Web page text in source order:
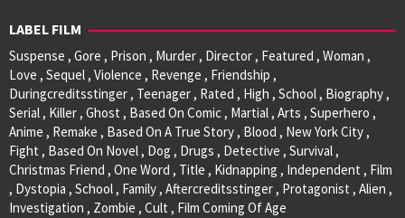
LABEL FILM
Suspense , Gore , Prison , Murder , Director , Featured , Woman ,
Love , Sequel , Violence , Revenge , Friendship ,
Duringcreditsstinger , Teenager , Rated , High , School , Biography ,
Serial , Killer , Ghost , Based On Comic , Martial , Arts , Superhero ,
Anime , Remake , Based On A True Story , Blood , New York City ,
Fight , Based On Novel , Dog , Drugs , Detective , Survival ,
Christmas Friend , One Word , Title , Kidnapping , Independent , Film
, Dystopia , School , Family , Aftercreditsstinger , Protagonist , Alien ,
Investigation , Zombie , Cult , Film Coming Of Age